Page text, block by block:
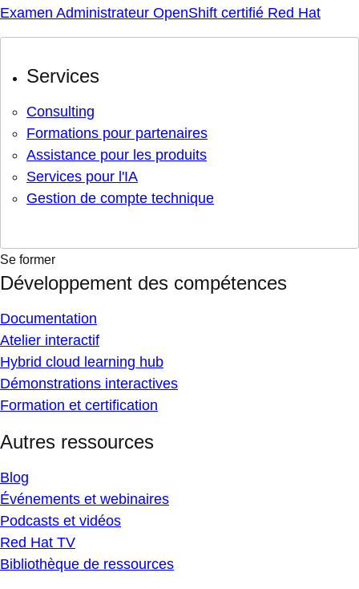
Examen Administrateur OpenShift certifié Red Hat
Services
Consulting
Formations pour partenaires
Assistance pour les produits
Services pour l'IA
Gestion de compte technique
Se former
Développement des compétences
Documentation
Atelier interactif
Hybrid cloud learning hub
Démonstrations interactives
Formation et certification
Autres ressources
Blog
Événements et webinaires
Podcasts et vidéos
Red Hat TV
Bibliothèque de ressources